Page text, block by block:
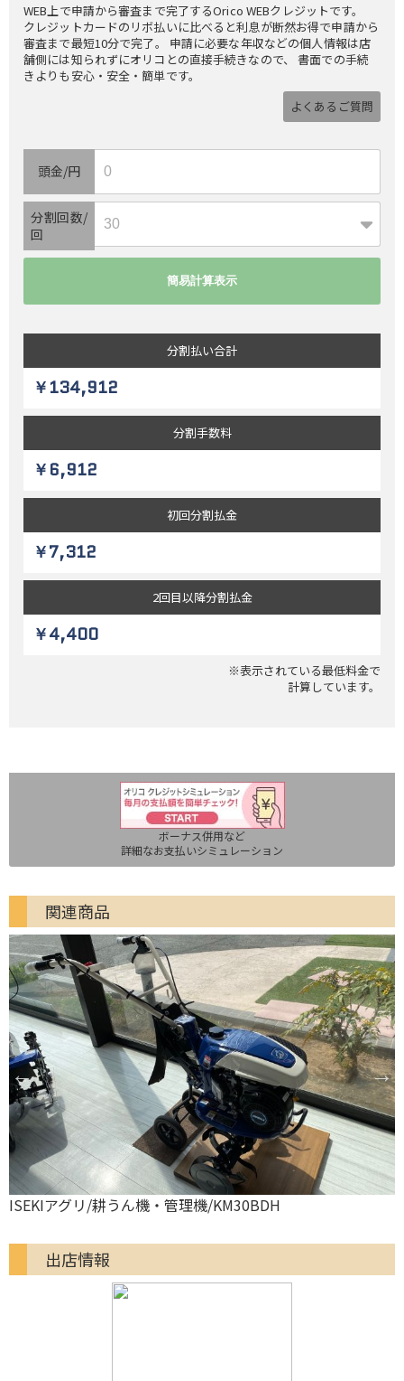
WEB上で申請から審査まで完了するOrico WEBクレジットです。
クレジットカードのリボ払いに比べると利息が断然お得で申請から
審査まで最短10分で完了。 申請に必要な年収などの個人情報は店
舗側には知られずにオリコとの直接手続きなので、 書面での手続
きよりも安心・安全・簡単です。
よくあるご質問
頭金/円
分割回数/
回
分割払い合計
￥134,912
分割手数料
￥6,912
初回分割払金
￥7,312
2回目以降分割払金
￥4,400
※表示されている最低料金で
計算しています。
ボーナス併用など
詳細なお支払いシミュレーション
関連商品
ISEKIアグリ/耕うん機・管理機/KM30BDH
出店情報